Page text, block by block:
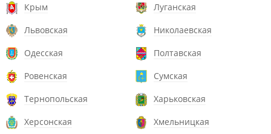
Крым
Луганская
Львовская
Николаевская
Одесская
Полтавская
Ровенская
Сумская
Тернопольская
Харьковская
Херсонская
Хмельницкая